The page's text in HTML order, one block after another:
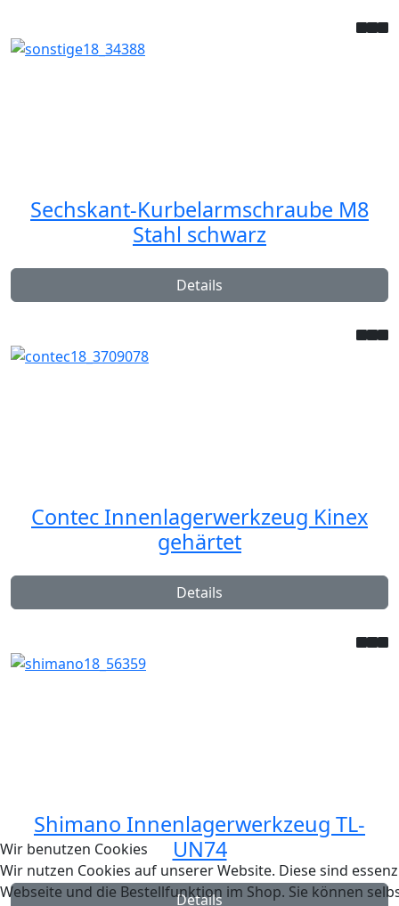
Sechskant-Kurbelarmschraube M8
Stahl schwarz
Details
Contec Innenlagerwerkzeug Kinex
gehärtet
Details
Shimano Innenlagerwerkzeug TL-
UN74
Details
Wir benutzen Cookies
Wir nutzen Cookies auf unserer Website. Diese sind
Webseite und die Bestellfunktion im Shop. Sie können